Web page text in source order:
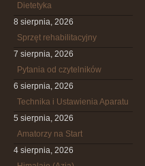
Dietetyka
8 sierpnia, 2026
Sprzęt rehabilitacyjny
7 sierpnia, 2026
Pytania od czytelników
6 sierpnia, 2026
Technika i Ustawienia Aparatu
5 sierpnia, 2026
Amatorzy na Start
4 sierpnia, 2026